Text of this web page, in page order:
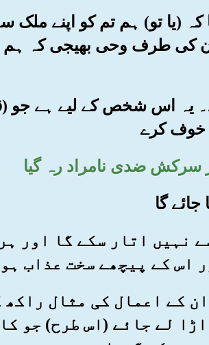
کہ (یا تو) ہم تم کو اپنے ملک
ان کی طرف وحی بھیجی کہ ہم
گے۔ یہ اس شخص کے لیے ہے جو
خوف کرے
نہیں اتار سکے گا اور
اس کے پیچھے سخت عذاب
کے اعمال کی مثال راکھ
لے جائے (اس طرح) جو